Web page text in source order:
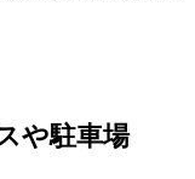
や駐車場